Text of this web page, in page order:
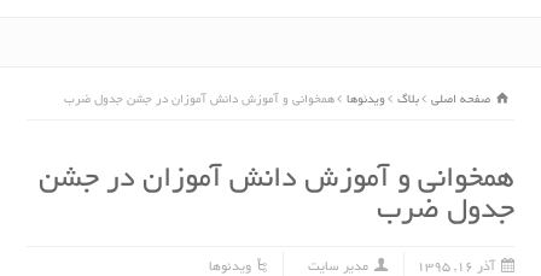
صفحه اصلی بلاگ ویدئوها همخوانی و آموزش دانش آموزان در جشن جدول ضرب
همخوانی و آموزش دانش آموزان در جشن
جدول ضرب
آذر ۱۶, ۱۳۹۵ مدیر سایت ویدئوها